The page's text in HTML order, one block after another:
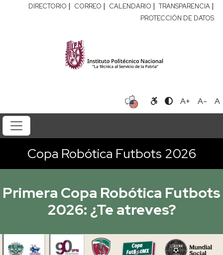
DIRECTORIO | CORREO | CALENDARIO | TRANSPARENCIA |
PROTECCIÓN DE DATOS
A+ A- A
Copa Robótica Futbots 2026
Primera Copa Robótica Futbots
2026: ¿Te atreves?